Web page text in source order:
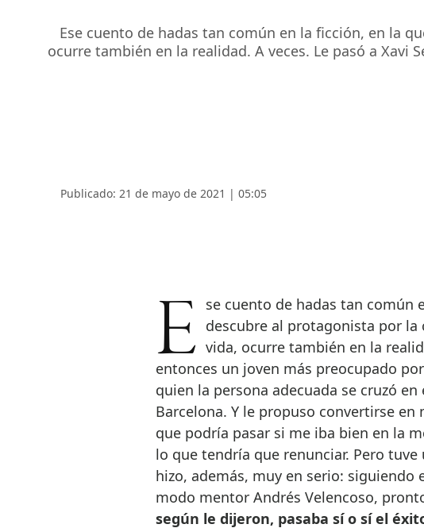
Ese cuento de hadas tan común en la ficción, en la
ocurre también en la realidad. A veces. Le pasó a
Publicado: 21 de mayo de 2021 | 05:05
Ese cuento de hadas tan común en la ficción, en la que un talento descubre al protagonista por
vida, ocurre también en la
entonces un joven más preocupado
quien la persona adecuada se cruzó
Barcelona. Y le propuso convertirse en
que podría pasar si me iba bien en la
lo que tendría que renunciar. Pero tuve
hizo, además, muy en serio: siguiendo
modo mentor Andrés Velencoso,
según le dijeron, pasaba sí o sí el